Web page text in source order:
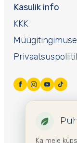
Kasulik info
KKK
Ka meie